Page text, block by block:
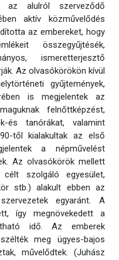
az alulról szerveződő
aktív közművelődés
az embereket, hogy
összegyűjtésék,
ismeretterjesztő
Az olvasókörökön kívül
gyűjtemények,
is megjelentek az
felnőttképzést,
és tanórákat, valamint
től kialakultak az első
a népművelést
Az olvasókörök mellett
szolgáló egyesület,
stb.) alakult ebben az
egyaránt. A
így megnövekedett a
idő. Az emberek
meg ügyes-bajos
művelődtek. (Juhász